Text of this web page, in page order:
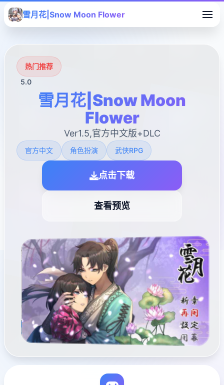
雪月花|Snow Moon Flower
热门推荐
5.0
雪月花|Snow Moon
Flower
Ver1.5,官方中文版+DLC
官方中文 角色扮演 武侠RPG
点击下载
查看预览